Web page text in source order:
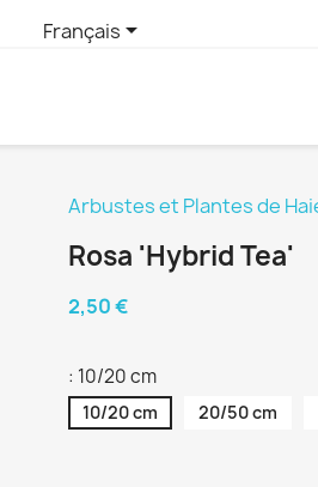
Français
Arbustes et Plantes de
Rosa 'Hybrid Tea'
2,50 €
: 10/20 cm
10/20 cm 20/50 cm